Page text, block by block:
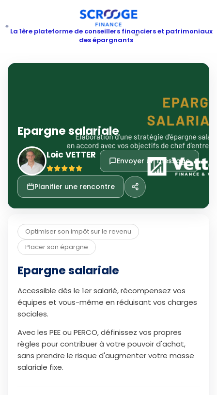
“ La 1ère plateforme de conseillers financiers et patrimoniaux
des épargnants ”
Epargne salariale
Loic VETTER
Envoyer un message
Planifier une rencontre
Optimiser son impôt sur le revenu
Placer son épargne
Epargne salariale
Accessible dès le 1er salarié, récompensez vos
équipes et vous-même en réduisant vos charges
sociales.
Avec les PEE ou PERCO, définissez vos propres
règles pour contribuer à votre pouvoir d'achat,
sans prendre le risque d'augmenter votre masse
salariale fixe.